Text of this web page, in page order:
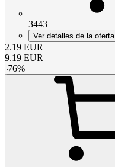
3443
Ver detalles de la oferta
2.19 EUR
9.19 EUR
-76%